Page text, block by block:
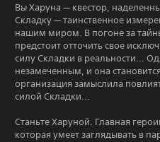
Вы Харуна — квестор,
Складку — таинственное
нашим миром. В погоне за
предстоит отточить свое
силу Складки в реальности...
незамеченным, и она
организация замыслила
силой Складки...
Станьте Харуной. Главная
которая умеет заглядывать в